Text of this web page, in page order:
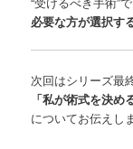
必要な方が選択す
次回はシリーズ最終
「私が術式を決め
についてお伝えし